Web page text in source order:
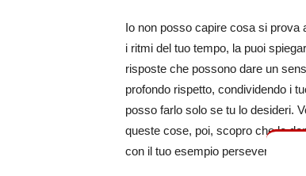
Io non posso capire cosa si prova
i ritmi del tuo tempo, la puoi
risposte che possono dare un
profondo rispetto, condividendo i
posso farlo solo se tu lo desideri.
queste cose, poi, scopro che le
con il tuo esempio perseverante